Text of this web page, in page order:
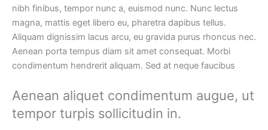
nibh finibus, tempor nunc a, euismod nunc. Nunc lectus
magna, mattis eget libero eu, pharetra dapibus tellus.
Aliquam dignissim lacus arcu, eu gravida purus rhoncus nec.
Aenean porta tempus diam sit amet consequat. Morbi
condimentum hendrerit aliquam. Sed at neque faucibus
Aenean aliquet condimentum augue, ut
tempor turpis sollicitudin in.